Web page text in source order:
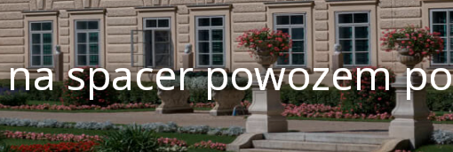
spacer powozem